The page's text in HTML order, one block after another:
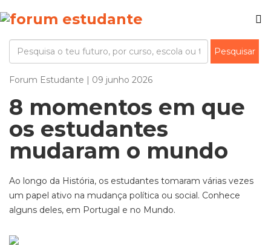
Forum Estudante | 09 junho 2026
8 momentos em que
os estudantes
mudaram o mundo
Ao longo da História, os estudantes tomaram várias vezes
um papel ativo na mudança política ou social. Conhece
alguns deles, em Portugal e no Mundo.